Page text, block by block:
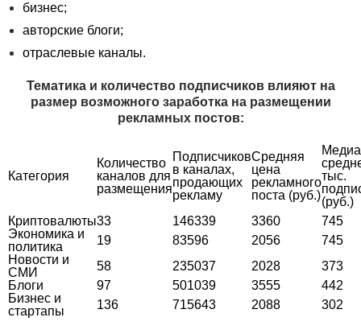
бизнес;
авторские блоги;
отраслевые каналы.
Тематика и количество подписчиков влияют на
размер возможного заработка на размещении
рекламных постов:
Категория
Количество
каналов для
размещения
Подписчиков
в каналах,
продающих
рекламу
Средняя
цена
рекламного
поста (руб.)
тыс.
(руб.)
Криптовалюты33 146339 3360
745
Экономика и
политика
19 83596 2056
745
Новости и
СМИ
58 235037 2028
373
Блоги
97 501039 3555
442
Бизнес и
стартапы
136 715643 2088 302